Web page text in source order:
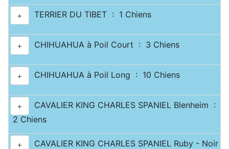
+ TERRIER DU TIBET : 1 Chiens
+ CHIHUAHUA à Poil Court : 3 Chiens
+ CHIHUAHUA à Poil Long : 10 Chiens
+
CAVALIER KING CHARLES SPANIEL Blenheim :
2 Chiens
+
CAVALIER KING CHARLES SPANIEL Ruby - Noir